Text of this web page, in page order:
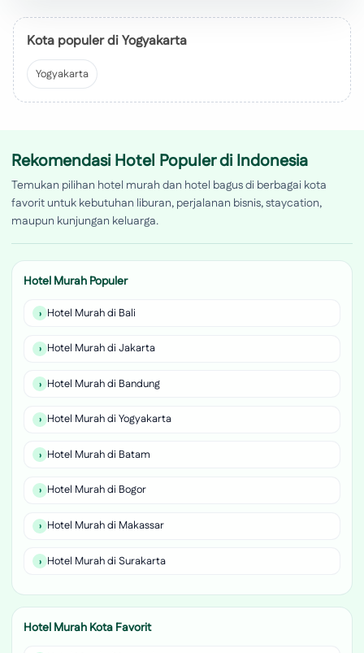
Kota populer di Yogyakarta
Yogyakarta
Rekomendasi Hotel Populer di Indonesia
Temukan pilihan hotel murah dan hotel bagus di berbagai kota
favorit untuk kebutuhan liburan, perjalanan bisnis, staycation,
maupun kunjungan keluarga.
Hotel Murah Populer
Hotel Murah di Bali
Hotel Murah di Jakarta
Hotel Murah di Bandung
Hotel Murah di Yogyakarta
Hotel Murah di Batam
Hotel Murah di Bogor
Hotel Murah di Makassar
Hotel Murah di Surakarta
Hotel Murah Kota Favorit